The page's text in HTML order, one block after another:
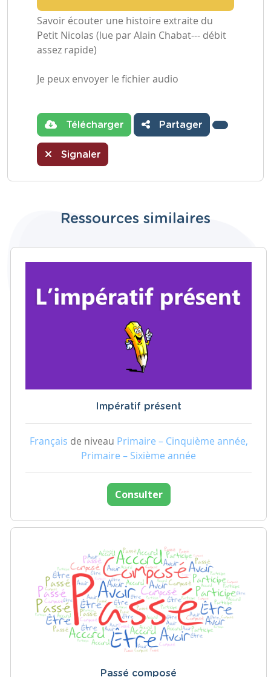
Savoir écouter une histoire extraite du
Petit Nicolas (lue par Alain Chabat--- débit
assez rapide)
Je peux envoyer le fichier audio
Télécharger Partager
Signaler
Ressources similaires
Impératif présent
Français de niveau Primaire – Cinquième année,
Primaire – Sixième année
Consulter
Passé composé